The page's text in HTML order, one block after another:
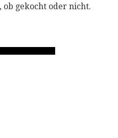
ob gekocht oder nicht.